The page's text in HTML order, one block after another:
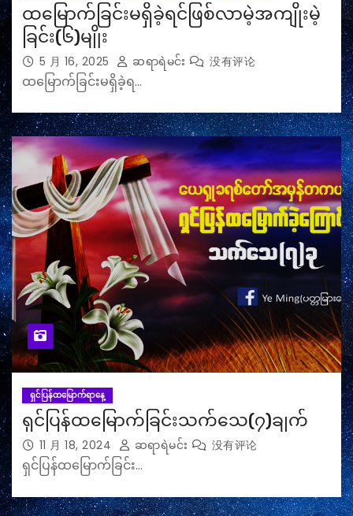
ထမြောက်ခြင်းမရှိခဲ့ရင်ဖြစ်လာမဲ့အကျိုးမဲ့
ခြင်း(၆)မျိုး
5 月 16, 2025 ဆရာရဲမင်း 没有评论
ထမြောက်ခြင်းမရှိခဲ့ရ…
ရှင်ပြန်ထမြောက်ရာနေ့
ရှင်ပြန်ထမြောက်ခြင်းသက်သေ(၇)ချက်
11 月 18, 2024 ဆရာရဲမင်း 没有评论
ရှင်ပြန်ထမြောက်ခြင်း…